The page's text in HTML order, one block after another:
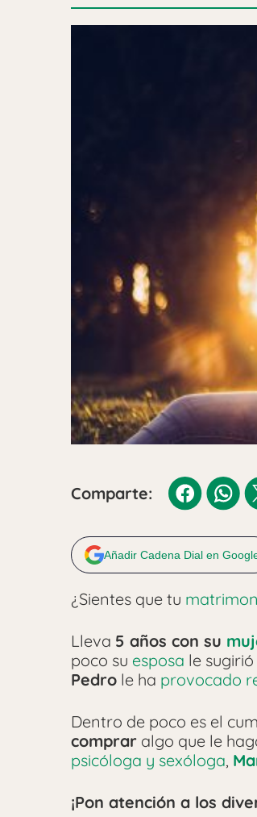
Comparte:
Añadir Cadena Dial en
¿Sientes que tu
Lleva 5 años con su
poco su esposa le sugirió
Pedro le ha provocado
Dentro de poco es el
comprar algo que le
psicóloga y sexóloga,
¡Pon atención a los